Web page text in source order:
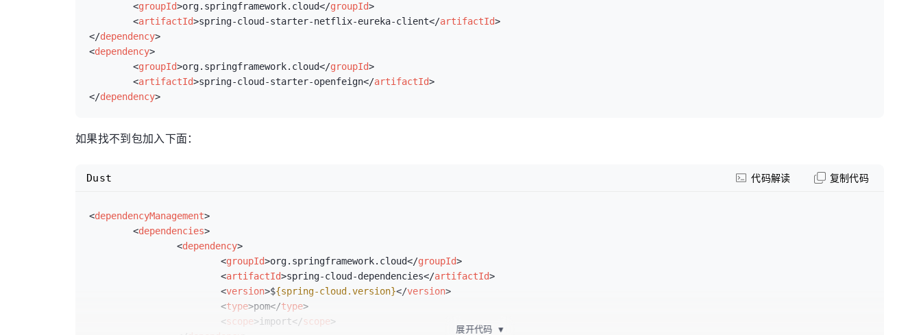
<groupId>org.springframework.cloud</groupId>
<artifactId>spring-cloud-starter-netflix-eureka-client</artifactId>
</dependency>
<dependency>
<groupId>org.springframework.cloud</groupId>
<artifactId>spring-cloud-starter-openfeign</artifactId>
</dependency>
如果找不到包加入下面：
<dependencyManagement>
<dependencies>
<dependency>
<groupId>org.springframework.cloud</groupId>
<artifactId>spring-cloud-dependencies</artifactId>
<version>${spring-cloud.version}</version>
<type>pom</type>
<scope>import</scope>
Dust 代码解读 复制代码
展开代码 ▼